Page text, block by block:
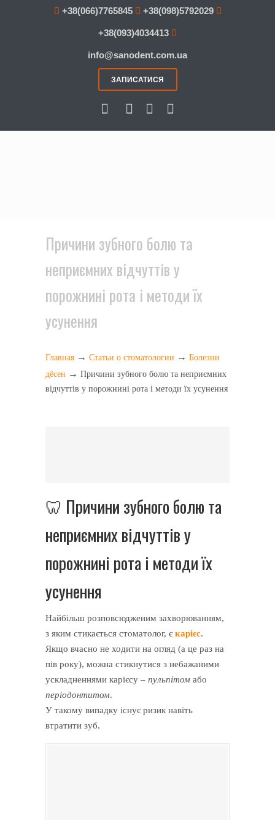
+38(066)7765845 +38(098)5792029
+38(093)4034413
info@sanodent.com.ua
ЗАПИСАТИСЯ
Причини зубного болю та
неприємних відчуттів у
порожнині рота і методи їх
усунення
Главная → Статьи о стоматологии → Болезни
дёсен → Причини зубного болю та неприємних
відчуттів у порожнині рота і методи їх усунення
🦷 Причини зубного болю та
неприємних відчуттів у
порожнині рота і методи їх
усунення
Найбільш розповсюдженим захворюванням,
з яким стикається стоматолог, є карієс.
Якщо вчасно не ходити на огляд (а це раз на
пів року), можна стикнутися з небажаними
ускладненнями карієсу – пульпітом або
періодонтитом.
У такому випадку існує ризик навіть
втратити зуб.